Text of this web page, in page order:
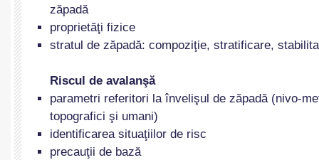
zăpadă
proprietăţi fizice
stratul de zăpadă: compoziţie, stratificare,
Riscul de avalanşă
parametri referitori la învelişul de zăpadă (nivo-
topografici şi umani)
identificarea situaţiilor de risc
precauţii de bază